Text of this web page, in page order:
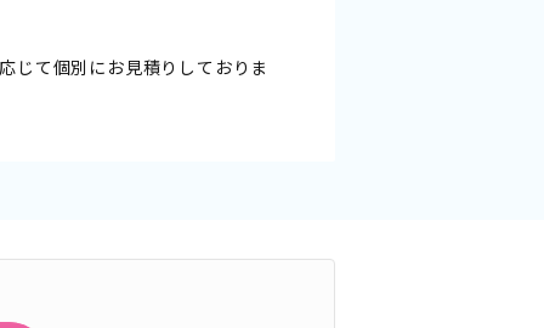
じて個別にお見積りしておりま